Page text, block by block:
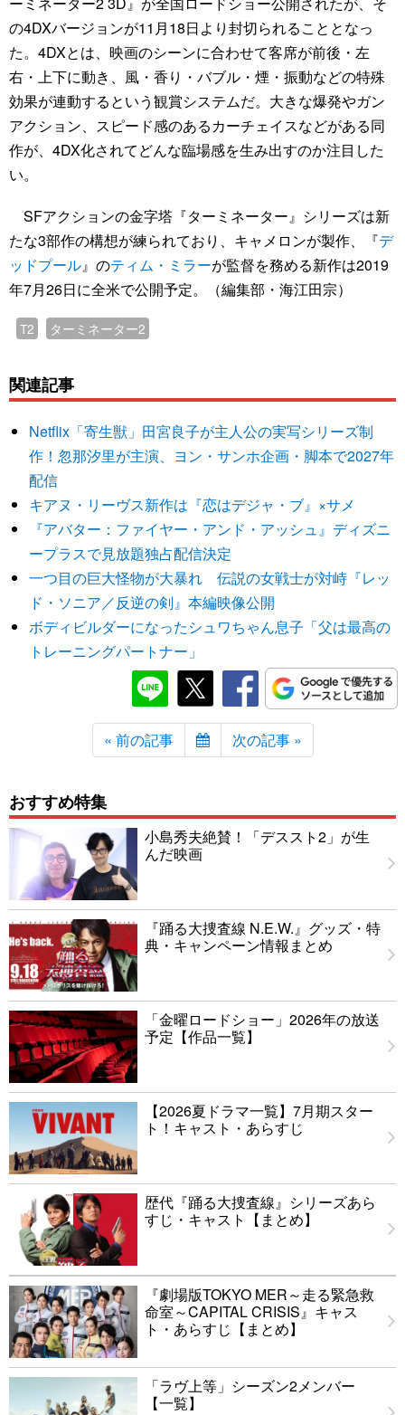
の4DXバージョンが11月18日より封切られることとなっ
た。4DXとは、映画のシーンに合わせて客席が前後・左
右・上下に動き、風・香り・バブル・煙・振動などの特殊
効果が連動するという観賞システムだ。大きな爆発やガン
アクション、スピード感のあるカーチェイスなどがある同
作が、4DX化されてどんな臨場感を生み出すのか注目した
い。
SFアクションの金字塔『ターミネーター』シリーズは新
たな3部作の構想が練られており、キャメロンが製作、『デ
ッドプール』のティム・ミラーが監督を務める新作は2019
年7月26日に全米で公開予定。（編集部・海江田宗）
T2 ターミネーター2
関連記事
Netflix「寄生獣」田宮良子が主人公の実写シリーズ制
作！忽那汐里が主演、ヨン・サンホ企画・脚本で2027年
配信
キアヌ・リーヴス新作は『恋はデジャ・ブ』×サメ
『アバター：ファイヤー・アンド・アッシュ』ディズニ
ープラスで見放題独占配信決定
一つ目の巨大怪物が大暴れ 伝説の女戦士が対峙『レッ
ド・ソニア／反逆の剣』本編映像公開
ボディビルダーになったシュワちゃん息子「父は最高の
トレーニングパートナー」
« 前の記事 次の記事 »
おすすめ特集
小島秀夫絶賛！「デススト2」が生
んだ映画
『踊る大捜査線 N.E.W.』グッズ・特
典・キャンペーン情報まとめ
「金曜ロードショー」2026年の放送
予定【作品一覧】
【2026夏ドラマ一覧】7月期スター
ト！キャスト・あらすじ
歴代『踊る大捜査線』シリーズあら
すじ・キャスト【まとめ】
『劇場版TOKYO MER～走る緊急救
命室～CAPITAL CRISIS』キャス
ト・あらすじ【まとめ】
「ラヴ上等」シーズン2メンバー
【一覧】